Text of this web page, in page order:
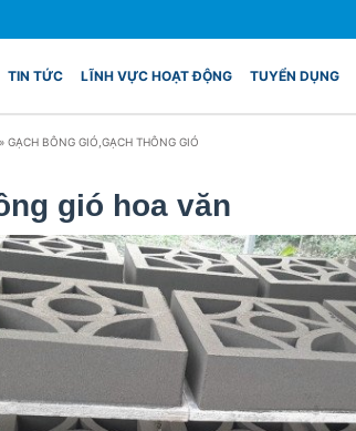
TIN TỨC LĨNH VỰC HOẠT ĐỘNG TUYỂN DỤNG
» GẠCH BÔNG GIÓ,GẠCH THÔNG GIÓ
gió hoa văn